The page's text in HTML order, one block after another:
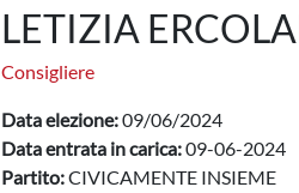
LETIZIA
Consigliere
Data elezione:09/06/2024
Data entrata in carica:09-06-2024
Partito:CIVICAMENTE INSIEME